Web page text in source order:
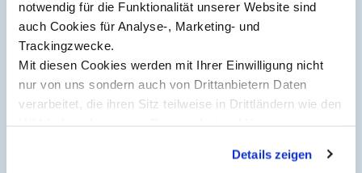
notwendig für die Funktionalität unserer Website sind
auch Cookies für Analyse-, Marketing- und
Trackingzwecke.
Mit diesen Cookies werden mit Ihrer Einwilligung nicht
nur von uns sondern auch von Drittanbietern Daten
verarbeitet, die ihren Sitz teilweise in Drittländern wie den
erklären Ihnen genau, was eine Datenübermittlung in die
Details zeigen
Counseling
Executive Education Finder
The MCI Newsletter
Always up-to-date and possibly one step ahead.
Sign up now